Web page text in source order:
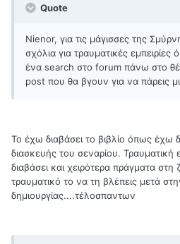
Quote
Nienor, για τις μάγισσες της
σχόλια για τραυματικές
ένα search στο forum πάνω στο
post που θα βγουν για να πάρεις
Το έχω διαβάσει το βιβλίο όπως έχω
διασκευής του σεναρίου. Τραυματική
διαβάσει και χειρότερα πράγματα
τραυματικό το να τη βλέπεις μετά
δημιουργίας....τέλοσπαντων